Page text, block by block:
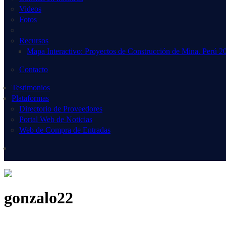
Videos
Fotos
Recursos
Mapa Interactivo: Proyectos de Construcción de Mina. Perú
Contacto
Testimonios
Plataformas
Directorio de Proveedores
Portal Web de Noticias
Web de Compra de Entradas
gonzalo22